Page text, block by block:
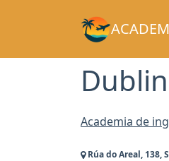
Academia de
Rúa do Areal, 138,